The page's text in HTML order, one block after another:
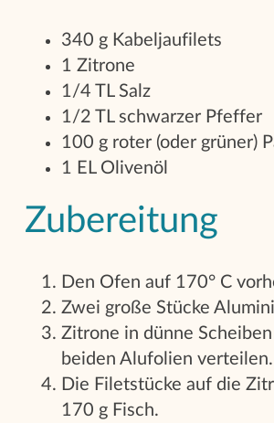
340 g Kabeljaufilets
1 Zitrone
1/4 TL Salz
1/2 TL schwarzer Pfeffer
100 g roter (oder grüner)
1 EL Olivenöl
Zubereitung
Den Ofen auf 170° C
Zwei große Stücke
Zitrone in dünne
beiden Alufolien verteilen.
Die Filetstücke auf die
170 g Fisch.